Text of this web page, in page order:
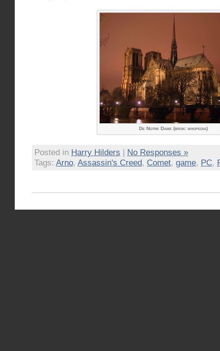
De Notre Dame (bron: wikipedia)
Posted in Harry Hilders | No Responses »
Tags: Arno, Assassin's Creed, Comet, game, PC,